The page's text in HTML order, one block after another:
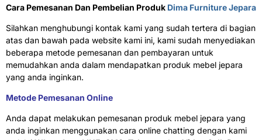
Cara Pemesanan Dan Pembelian Produk Dima Furniture Jepara
Silahkan menghubungi kontak kami yang sudah tertera di bagian
atas dan bawah pada website kami ini, kami sudah menyediakan
beberapa metode pemesanan dan pembayaran untuk
memudahkan anda dalam mendapatkan produk mebel jepara
yang anda inginkan.
Metode Pemesanan Online
Anda dapat melakukan pemesanan produk mebel jepara yang
anda inginkan menggunakan cara online chatting dengan kami